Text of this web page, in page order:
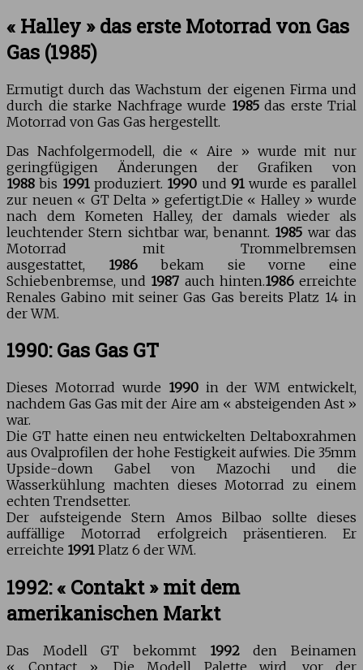
« Halley » das erste Motorrad von Gas
Gas (1985)
Ermutigt durch das Wachstum der eigenen Firma und
durch die starke Nachfrage wurde 1985 das erste Trial
Motorrad von Gas Gas hergestellt.
Das Nachfolgermodell, die « Aire » wurde mit nur
geringfügigen Änderungen der Grafiken von
1988 bis 1991produziert. 1990 und91 wurde es parallel
zur neuen « GT Delta » gefertigt.Die « Halley » wurde
nach dem Kometen Halley, der damals wieder als
leuchtender Stern sichtbar war, benannt. 1985 war das
Motorrad mit Trommelbremsen
ausgestattet, 1986bekam sie vorne eine
Schiebenbremse, und 1987 auch hinten.1986erreichte
Renales Gabino mit seiner Gas Gas bereits Platz 14 in
der WM.
1990: Gas Gas GT
Dieses Motorrad wurde 1990 in der WM entwickelt,
nachdem Gas Gas mit der Aire am « absteigenden Ast »
war.
Die GT hatte einen neu entwickelten Deltaboxrahmen
aus Ovalprofilen der hohe Festigkeit aufwies. Die 35mm
Upside-down Gabel von Mazochi und die
Wasserkühlung machten dieses Motorrad zu einem
echten Trendsetter.
Der aufsteigende Stern Amos Bilbao sollte dieses
auffällige Motorrad erfolgreich präsentieren. Er
erreichte 1991 Platz 6 der WM.
1992: « Contakt » mit dem
amerikanischen Markt
Das Modell GT bekommt 1992den Beinamen